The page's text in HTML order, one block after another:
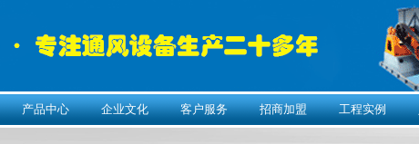
产品中心 企业文化 客户服务 招商加盟 工程实例